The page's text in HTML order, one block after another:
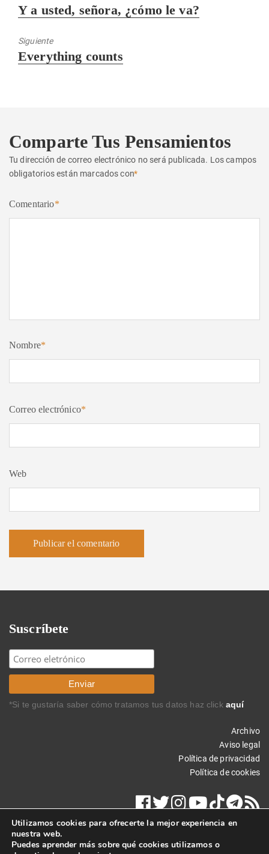
Entrada
Y a usted, señora, ¿cómo le va?
Siguiente
Entrada
Everything counts
Comparte Tus Pensamientos
Tu dirección de correo electrónico no será publicada. Los campos
obligatorios están marcados con*
Comentario*
Nombre*
Correo electrónico*
Web
Suscríbete
*Si te gustaría saber cómo tratamos tus datos haz click aquí
Archivo
Aviso legal
Política de privacidad
Política de cookies
Utilizamos cookies para ofrecerte la mejor experiencia en
nuestra web.
Puedes aprender más sobre qué cookies utilizamos o